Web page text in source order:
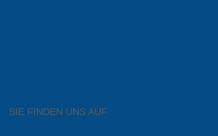
SIE FINDEN UNS AUF